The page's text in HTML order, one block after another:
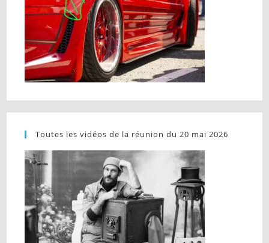
Toutes les vidéos de la réunion du 20 mai 2026